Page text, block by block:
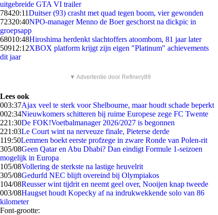
uitgebreide GTA VI trailer
78420:11Duitser (93) crasht met quad tegen boom, vier gewonden
72320:40NPO-manager Menno de Boer geschorst na dickpic in
groepsapp
68010:48Hiroshima herdenkt slachtoffers atoombom, 81 jaar later
50912:12XBOX platform krijgt zijn eigen "Platinum" achievements
dit jaar
▼ Advertentie door Refinery89
Lees ook
003:37Ajax veel te sterk voor Shelbourne, maar houdt schade beperkt
002:34Nieuwkomers schitteren bij ruime Europese zege FC Twente
221:30De FOK!Voetbalmanager 2026/2027 is begonnen
221:03Le Court wint na nerveuze finale, Pieterse derde
119:50Lemmen boekt eerste profzege in zware Ronde van Polen-rit
305/08Geen Qatar en Abu Dhabi? Dan eindigt Formule 1-seizoen
mogelijk in Europa
105/08Vollering de sterkste na lastige heuvelrit
305/08Gedurfd NEC blijft overeind bij Olympiakos
104/08Reusser wint tijdrit en neemt geel over, Nooijen knap tweede
003/08Haugset houdt Kopecky af na indrukwekkende solo van 86
kilometer
Font-grootte: